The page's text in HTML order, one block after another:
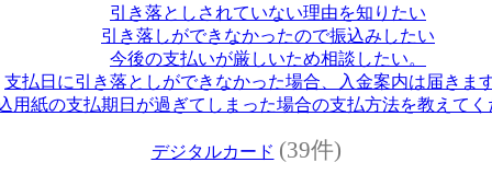
引き落としされていない理由を知りたい
引き落しができなかったので振込みしたい
今後の支払いが厳しいため相談したい。
支払日に引き落としができなかった場合、入金案内は届きます
用紙の支払期日が過ぎてしまった場合の支払方法を教えてく
デジタルカード (39件)